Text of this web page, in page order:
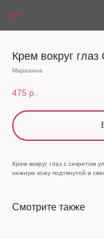
Крем вокруг глаз
Марианна
475 р.
Крем вокруг глаз с секретом
нежную кожу подтянутой и
Смотрите также